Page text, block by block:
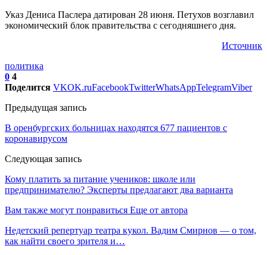
Указ Дениса Паслера датирован 28 июня. Петухов возглавил
экономический блок правительства с сегодняшнего дня.
Источник
политика
0 4
Поделится VKOK.ruFacebookTwitterWhatsAppTelegramViber
Предыдущая запись
В оренбургских больницах находятся 677 пациентов с
коронавирусом
Следующая запись
Кому платить за питание учеников: школе или
предпринимателю? Эксперты предлагают два варианта
Вам также могут понравиться Еще от автора
Недетский репертуар театра кукол. Вадим Смирнов — о том,
как найти своего зрителя и…